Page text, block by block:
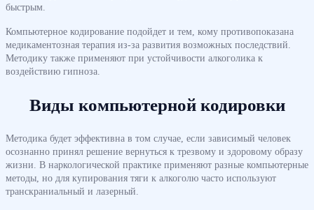
быстрым.
Компьютерное кодирование подойдет и тем, кому противопоказана
медикаментозная терапия из-за развития возможных последствий.
Методику также применяют при устойчивости алкоголика к
воздействию гипноза.
Виды компьютерной кодировки
Методика будет эффективна в том случае, если зависимый человек
осознанно принял решение вернуться к трезвому и здоровому образу
жизни. В наркологической практике применяют разные компьютерные
методы, но для купирования тяги к алкоголю часто используют
транскраниальный и лазерный.